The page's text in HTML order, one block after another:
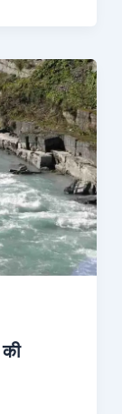
की